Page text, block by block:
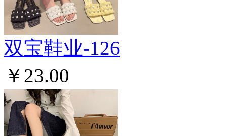
双宝鞋业-126
￥23.00